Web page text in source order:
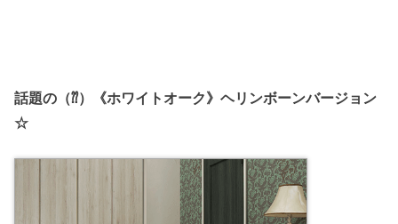
話題の（⁇）《ホワイトオーク》ヘリンボーンバージョン
☆